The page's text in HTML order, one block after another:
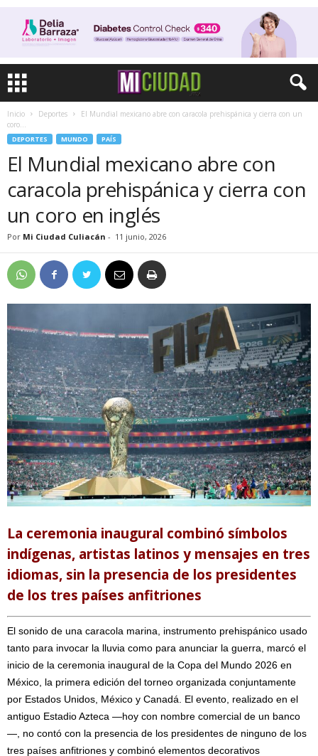
Inicio Deportes
El Mundial mexicano abre con caracola prehispánica y cierra con un
coro...
DEPORTES MUNDO PAÍS
El Mundial mexicano abre con
caracola prehispánica y cierra con
un coro en inglés
Por Mi Ciudad Culiacán - 11 junio, 2026
La ceremonia inaugural combinó símbolos
indígenas, artistas latinos y mensajes en tres
idiomas, sin la presencia de los presidentes
de los tres países anfitriones
El sonido de una caracola marina, instrumento prehispánico usado
tanto para invocar la lluvia como para anunciar la guerra, marcó el
inicio de la ceremonia inaugural de la Copa del Mundo 2026 en
México, la primera edición del torneo organizada conjuntamente
por Estados Unidos, México y Canadá. El evento, realizado en el
antiguo Estadio Azteca —hoy con nombre comercial de un banco
—, no contó con la presencia de los presidentes de ninguno de los
tres países anfitriones y combinó elementos decorativos